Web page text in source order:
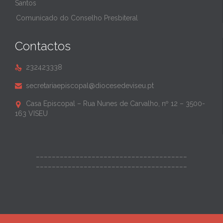
Santos
Comunicado do Conselho Presbiteral
Contactos
 232423338
 secretariaepiscopal@diocesedeviseu.pt

Casa Episcopal – Rua Nunes de Carvalho, nº 12 – 3500-
163 VISEU